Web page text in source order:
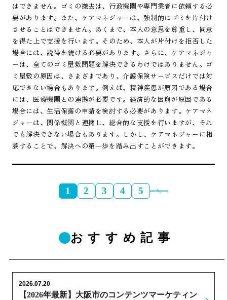
はできません。ゴミの撤去は、行政機関や専門業者に依頼する必
要があります。また、ケアマネジャーは、強制的にゴミを片付け
させることはできません。あくまで、本人の意思を尊重し、同意
を得た上で支援を行います。そのため、本人が片付けを拒否した
場合には、説得を続ける必要があります。さらに、ケアマネジャ
ーは、全てのゴミ屋敷問題を解決できるわけではありません。ゴ
ミ屋敷の原因は、さまざまであり、介護保険サービスだけでは対
応できない場合もあります。例えば、精神疾患が原因である場合
には、医療機関との連携が必要です。経済的な困窮が原因である
場合には、生活保護の申請を検討する必要があります。ケアマネ
ジャーは、関係機関と連携し、総合的な支援を行いますが、それ
でも解決できない場合もあります。しかし、ケアマネジャーに相
談することで、解決への第一歩を踏み出すことができます。
1 2 3 4 5
おすすめ記事
【2026年最新】大阪市のコンテンツマーケティン
2026.07.20